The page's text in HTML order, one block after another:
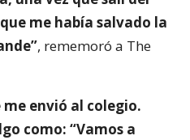
me había salvado la
, rememoró a The
envió al colegio.
como: “Vamos a